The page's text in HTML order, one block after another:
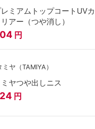
ミアムトップコートUV
アー（つや消し）
円
ミヤ（TAMIYA）
ミヤつや出しニス
円